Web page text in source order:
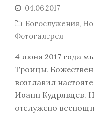
04.06.2017
Богослужения,
Фотогалерея
4 июня 2017 года
Троицы.
возглавил
Иоанн Кудрявцев.
отслужено